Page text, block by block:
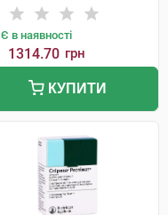
Є в наявності
1314.70 грн
КУПИТИ